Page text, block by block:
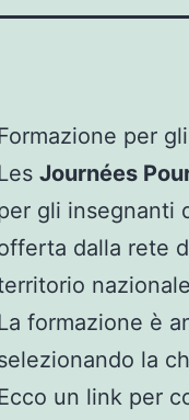
per
Journées
gli insegnanti
dalla rete
formazione è
la
un link per